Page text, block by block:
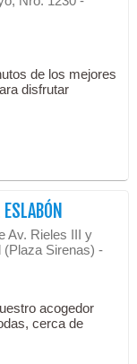
de los mejores
disfrutar
Av. Rieles III y
(Plaza Sirenas) -
acogedor
cerca de